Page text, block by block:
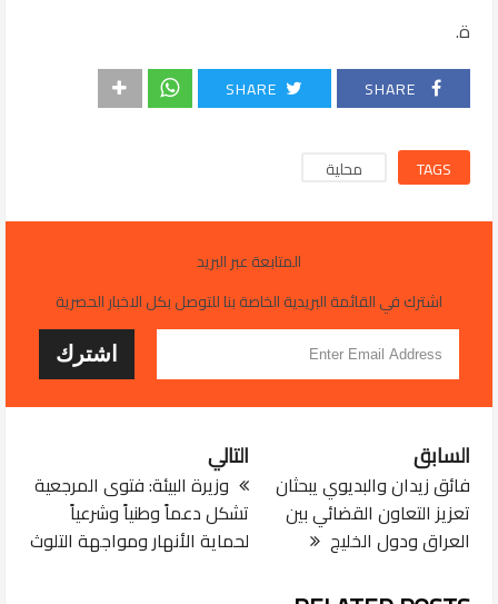
ة.
SHARE
SHARE
TAGS محلية
المتابعة عبر البريد
اشترك في القائمة البريدية الخاصة بنا للتوصل بكل الاخبار الحصرية
التالي
وزيرة البيئة: فتوى المرجعية
تشكل دعماً وطنياً وشرعياً
لحماية الأنهار ومواجهة التلوث
السابق
فائق زيدان والبديوي يبحثان
تعزيز التعاون القضائي بين
العراق ودول الخليج
JUL 29, 2026